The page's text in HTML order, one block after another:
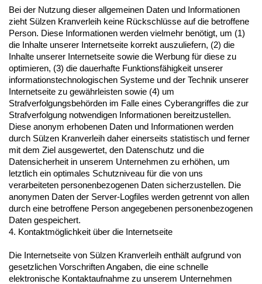
Bei der Nutzung dieser allgemeinen Daten und Informationen
zieht Sülzen Kranverleih keine Rückschlüsse auf die betroffene
Person. Diese Informationen werden vielmehr benötigt, um (1)
die Inhalte unserer Internetseite korrekt auszuliefern, (2) die
Inhalte unserer Internetseite sowie die Werbung für diese zu
optimieren, (3) die dauerhafte Funktionsfähigkeit unserer
informationstechnologischen Systeme und der Technik unserer
Internetseite zu gewährleisten sowie (4) um
Strafverfolgungsbehörden im Falle eines Cyberangriffes die zur
Strafverfolgung notwendigen Informationen bereitzustellen.
Diese anonym erhobenen Daten und Informationen werden
durch Sülzen Kranverleih daher einerseits statistisch und ferner
mit dem Ziel ausgewertet, den Datenschutz und die
Datensicherheit in unserem Unternehmen zu erhöhen, um
letztlich ein optimales Schutzniveau für die von uns
verarbeiteten personenbezogenen Daten sicherzustellen. Die
anonymen Daten der Server-Logfiles werden getrennt von allen
durch eine betroffene Person angegebenen personenbezogenen
Daten gespeichert.
4. Kontaktmöglichkeit über die Internetseite
Die Internetseite von Sülzen Kranverleih enthält aufgrund von
gesetzlichen Vorschriften Angaben, die eine schnelle
elektronische Kontaktaufnahme zu unserem Unternehmen